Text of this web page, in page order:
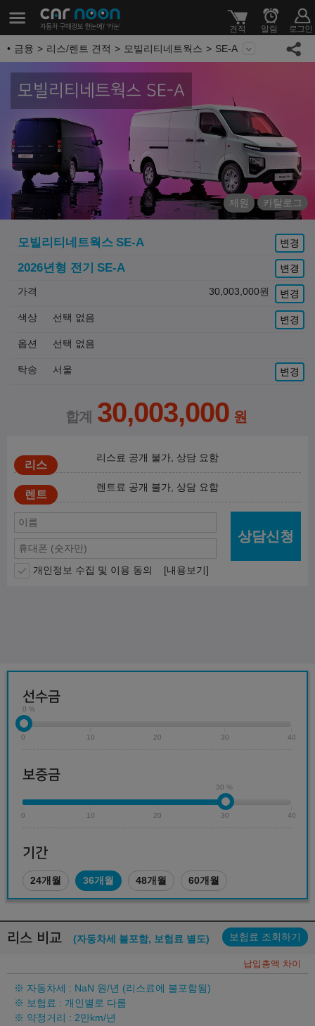
금융 리스/렌트 견적 모빌리티네트웍스 SE-A
모빌리티네트웍스 SE-A
제원 카탈로그
모빌리티네트웍스 SE-A 변경
2026년형 전기 SE-A 변경
가격 30,003,000원 변경
색상 선택 없음 변경
옵션 선택 없음
탁송 서울 변경
30,003,000
리스료 공개 불가, 상담 요함
렌트료 공개 불가, 상담 요함
개인정보 수집 및 이용 동의 [내용보기]
상담신청
선수금
0 %
0 10 20 30 40
보증금
30 %
0 10 20 30 40
기간
24개월 36개월 48개월 60개월
리스 비교 (자동차세 불포함, 보험료 별도) 보험료 조회하기
납입총액 차이
※ 자동차세 : NaN 원/년 (리스료에 불포함됨)
※ 보험료 : 개인별로 다름
※ 약정거리 : 2만km/년